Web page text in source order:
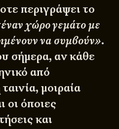
περιγράψει το
χώρο γεμάτο με
να συμβούν».
σήμερα, αν κάθε
από
μοιραία
οι όποιες
και